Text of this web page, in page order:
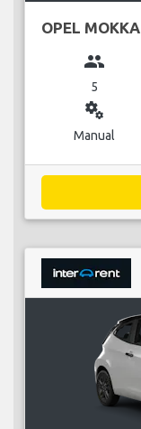
OPEL MOKKA
group
5
miscellaneous_services
Manual